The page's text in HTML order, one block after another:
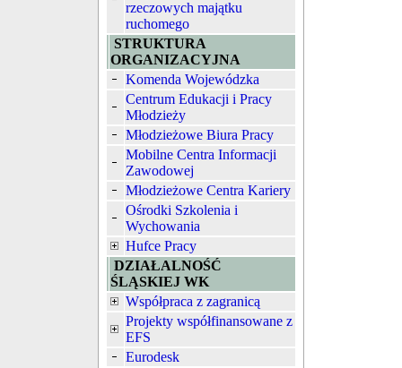
rzeczowych majątku
ruchomego
STRUKTURA
ORGANIZACYJNA
Komenda Wojewódzka
Centrum Edukacji i Pracy
Młodzieży
Młodzieżowe Biura Pracy
Mobilne Centra Informacji
Zawodowej
Młodzieżowe Centra Kariery
Ośrodki Szkolenia i
Wychowania
Hufce Pracy
DZIAŁALNOŚĆ
ŚLĄSKIEJ WK
Współpraca z zagranicą
Projekty współfinansowane z
EFS
Eurodesk